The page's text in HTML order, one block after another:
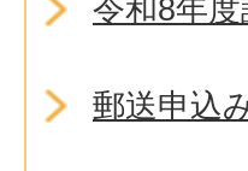
令和8年
郵送申込